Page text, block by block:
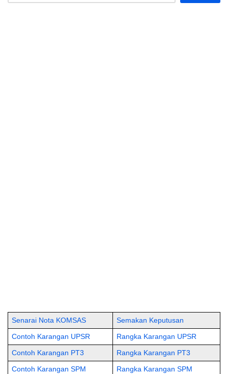
Senarai Nota KOMSAS Semakan Keputusan
Contoh Karangan UPSR Rangka Karangan UPSR
Contoh Karangan PT3 Rangka Karangan PT3
Contoh Karangan SPM Rangka Karangan SPM